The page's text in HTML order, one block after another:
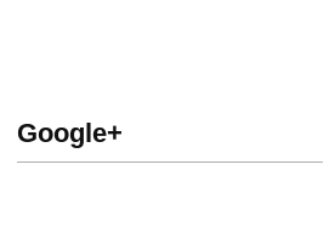
Google+